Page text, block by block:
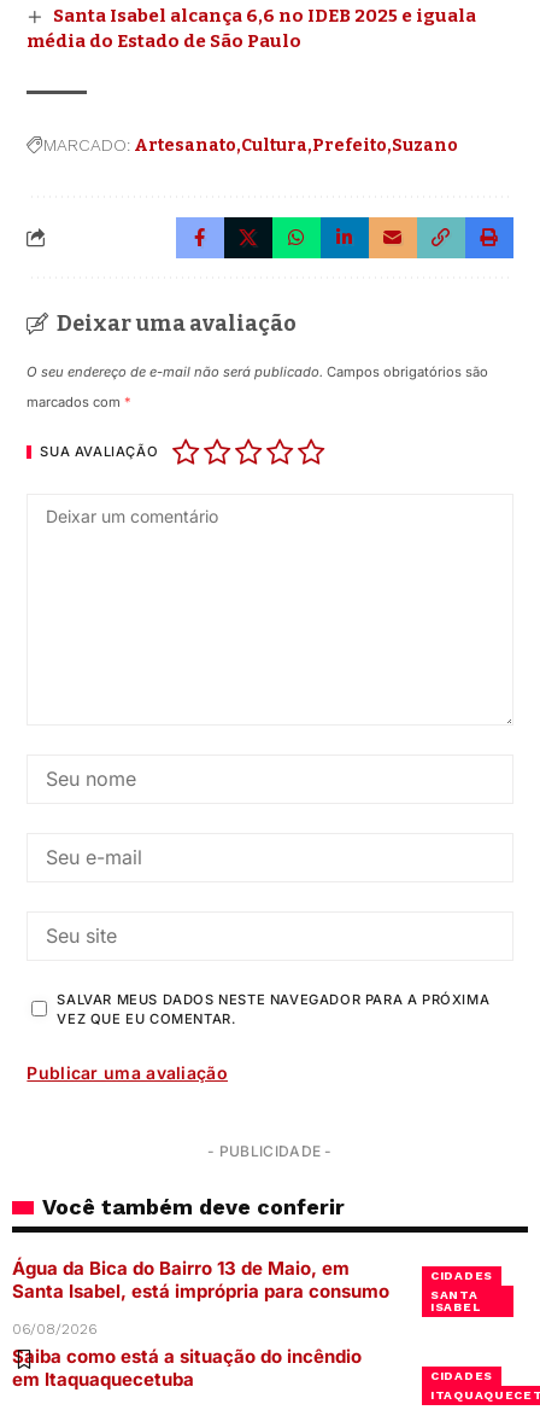
Santa Isabel alcança 6,6 no IDEB 2025 e iguala
média do Estado de São Paulo
MARCADO: Artesanato Cultura Prefeito Suzano
Deixar uma avaliação
O seu endereço de e-mail não será publicado. Campos obrigatórios são
marcados com*
SUA AVALIAÇÃO
SALVAR MEUS DADOS NESTE NAVEGADOR PARA A PRÓXIMA
VEZ QUE EU COMENTAR.
- PUBLICIDADE -
Você também deve conferir
CIDADES
SANTA
ISABEL
Água da Bica do Bairro 13 de Maio, em
Santa Isabel, está imprópria para consumo
06/08/2026
CIDADES
Saiba como está a situação do incêndio
em Itaquaquecetuba